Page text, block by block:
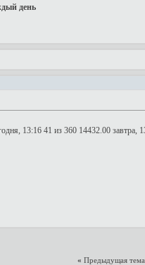
день
13:16 41 из 360 14432.00 завтра,
« Предыдущая тема